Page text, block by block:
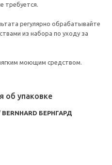
требуется.
регулярно обрабатывайте
из набора по уходу за
моющим средством.
об упаковке
БЕРНГАРД